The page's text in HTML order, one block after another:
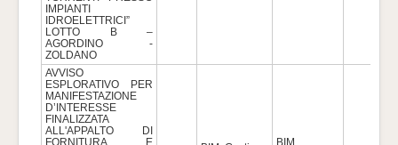
IMPIANTI
IDROELETTRICI”
LOTTO B –
AGORDINO -
ZOLDANO
AVVISO
ESPLORATIVO PER
MANIFESTAZIONE
D’INTERESSE
FINALIZZATA
ALL'APPALTO DI
FORNITURA E
BIM